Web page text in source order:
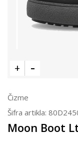
Čizme
Šifra artikla:
Moon Boot